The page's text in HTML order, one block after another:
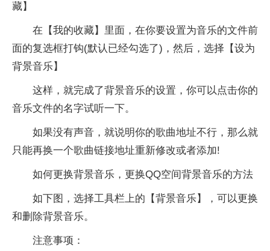
藏】
在【我的收藏】里面，在你要设置为音乐的文件前
面的复选框打钩(默认已经勾选了)，然后，选择【设为
背景音乐】
这样，就完成了背景音乐的设置，你可以点击你的
音乐文件的名字试听一下。
如果没有声音，就说明你的歌曲地址不行，那么就
只能再换一个歌曲链接地址重新修改或者添加!
如何更换背景音乐，更换QQ空间背景音乐的方法
如下图，选择工具栏上的【背景音乐】，可以更换
和删除背景音乐。
注意事项：